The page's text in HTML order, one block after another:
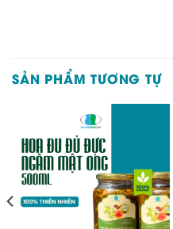
SẢN PHẨM TƯƠNG TỰ